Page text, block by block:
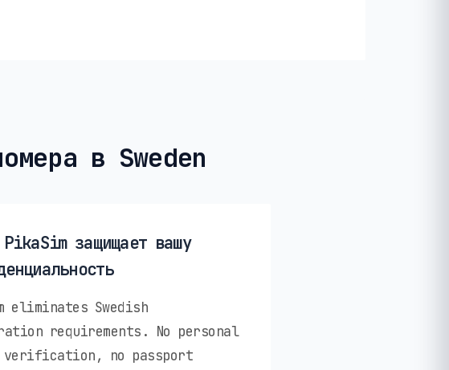
в Sweden
PikaSim защищает вашу
eliminates Swedish
requirements. No personal
verification, no passport